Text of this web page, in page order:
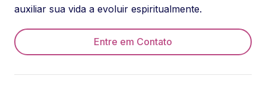
auxiliar sua vida a evoluir espiritualmente.
Entre em Contato